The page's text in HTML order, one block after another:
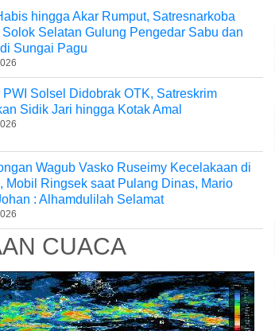
hingga Akar Rumput, Satresnarkoba
Solok Selatan Gulung Pengedar Sabu dan
Sungai Pagu
PWI Solsel Didobrak OTK, Satreskrim
Sidik Jari hingga Kotak Amal
Wagub Vasko Ruseimy Kecelakaan di
Mobil Ringsek saat Pulang Dinas, Mario
: Alhamdulilah Selamat
CUACA